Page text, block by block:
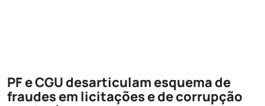
PF e CGU desarticulam esquema de
fraudes em licitações e de corrupção